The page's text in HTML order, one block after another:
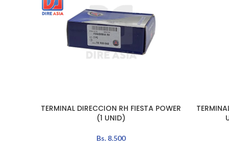
LEER MÁS
TERMINAL DIRECCION RH FIESTA POWER
(1 UNID)
Bs. 8.500
AÑADIR